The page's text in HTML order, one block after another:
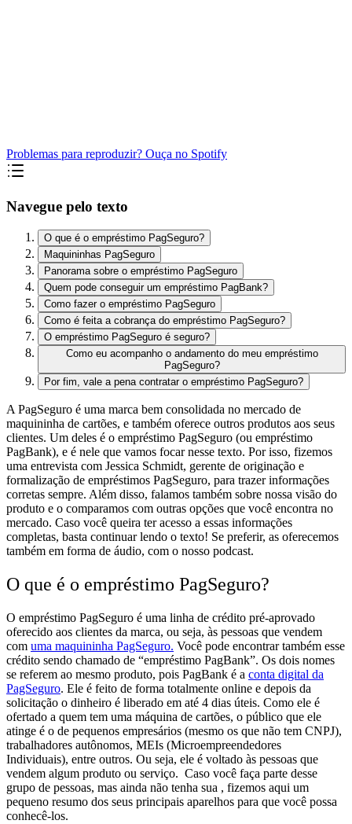
Problemas para reproduzir? Ouça no Spotify
Navegue pelo texto
O que é o empréstimo PagSeguro?
Maquininhas PagSeguro
Panorama sobre o empréstimo PagSeguro
Quem pode conseguir um empréstimo PagBank?
Como fazer o empréstimo PagSeguro
Como é feita a cobrança do empréstimo PagSeguro?
O empréstimo PagSeguro é seguro?
Como eu acompanho o andamento do meu empréstimo
PagSeguro?
Por fim, vale a pena contratar o empréstimo PagSeguro?
A PagSeguro é uma marca bem consolidada no mercado de
maquininha de cartões, e também oferece outros produtos aos seus
clientes. Um deles é o empréstimo PagSeguro (ou empréstimo
PagBank), e é nele que vamos focar nesse texto. Por isso, fizemos
uma entrevista com Jessica Schmidt, gerente de originação e
formalização de empréstimos PagSeguro, para trazer informações
corretas sempre. Além disso, falamos também sobre nossa visão do
produto e o comparamos com outras opções que você encontra no
mercado. Caso você queira ter acesso a essas informações
completas, basta continuar lendo o texto! Se preferir, as oferecemos
também em forma de áudio, com o nosso podcast.
O que é o empréstimo PagSeguro?
O empréstimo PagSeguro é uma linha de crédito pré-aprovado
oferecido aos clientes da marca, ou seja, às pessoas que vendem
com uma maquininha PagSeguro. Você pode encontrar também esse
crédito sendo chamado de “empréstimo PagBank”. Os dois nomes
se referem ao mesmo produto, pois PagBank é a conta digital da
PagSeguro. Ele é feito de forma totalmente online e depois da
solicitação o dinheiro é liberado em até 4 dias úteis. Como ele é
ofertado a quem tem uma máquina de cartões, o público que ele
atinge é o de pequenos empresários (mesmo os que não tem CNPJ),
trabalhadores autônomos, MEIs (Microempreendedores
Individuais), entre outros. Ou seja, ele é voltado às pessoas que
vendem algum produto ou serviço. Caso você faça parte desse
grupo de pessoas, mas ainda não tenha sua , fizemos aqui um
pequeno resumo dos seus principais aparelhos para que você possa
conhecê-los.